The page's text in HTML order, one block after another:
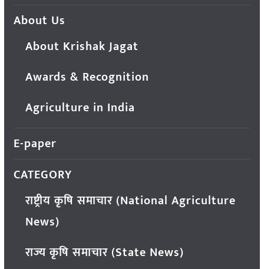
About Us
About Krishak Jagat
Awards & Recognition
Agriculture in India
E-paper
CATEGORY
राष्ट्रीय कृषि समाचार (National Agriculture
News)
राज्य कृषि समाचार (State News)